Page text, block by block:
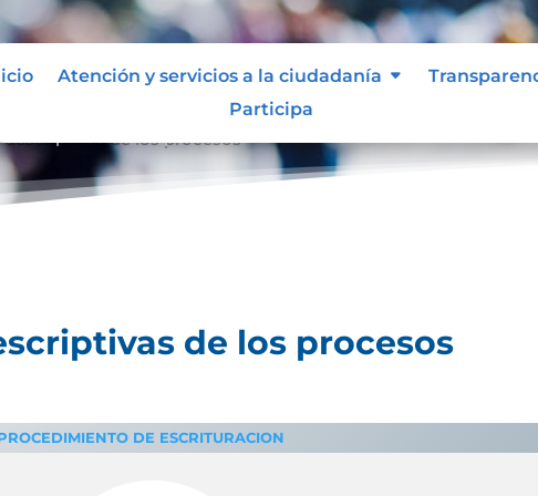
Atención y servicios a la ciudadanía
Participa
de los procesos
de los procesos
IENTO DE ESCRITURACION